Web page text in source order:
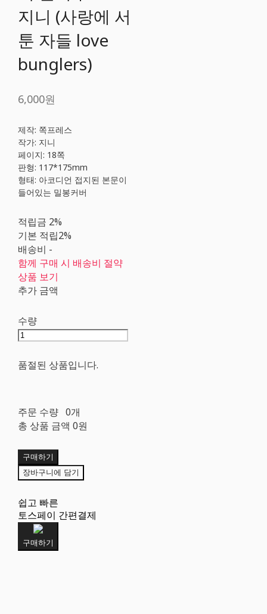
지니 (사랑에 서
툰 자들 love
bunglers)
6,000원
제작: 쪽프레스
작가: 지니
페이지: 18쪽
판형: 117*175mm
형태: 아코디언 접지된 본문이
들어있는 밀봉커버
적립금 2%
기본 적립2%
배송비 -
함께 구매 시 배송비 절약
상품 보기
추가 금액
수량
품절된 상품입니다.
주문 수량 0개
총 상품 금액 0원
구매하기
장바구니에 담기
쉽고 빠른
토스페이 간편결제
구매하기